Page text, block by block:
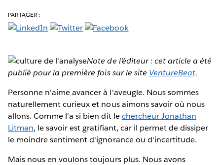
PARTAGER :
Note de l'éditeur : cet article a été
publié pour la première fois sur le site VentureBeat.
Personne n'aime avancer à l'aveugle. Nous sommes
naturellement curieux et nous aimons savoir où nous
allons. Comme l'a si bien dit lechercheur Jonathan
Litman, le savoir est gratifiant, car il permet de dissiper
le moindre sentiment d'ignorance ou d'incertitude.
Mais nous en voulons toujours plus. Nous avons